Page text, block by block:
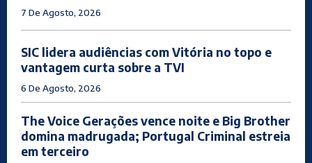
7 De Agosto, 2026
SIC lidera audiências com Vitória no topo e
vantagem curta sobre a TVI
6 De Agosto, 2026
The Voice Gerações vence noite e Big Brother
domina madrugada; Portugal Criminal estreia
em terceiro